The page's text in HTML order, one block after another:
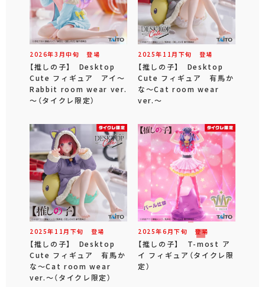
2026年3 月中旬 登場
【推しの子】 Desktop
Cute フィギュア アイ～
Rabbit room wear ver.
～（タイクレ限定）
2025年 11 月 下旬 登場
【推しの子】 Desktop
Cute フィギュア 有馬か
な～Cat room wear
ver.～
2025年 11 月 下旬 登場
【推しの子】 Desktop
Cute フィギュア 有馬か
な～Cat room wear
ver.～（タイクレ限定）
2025年6 月下旬 登場
【推しの子】 T-most ア
イ フィギュア（タイクレ限
定）